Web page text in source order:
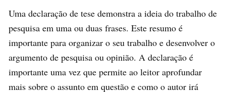
Uma declaração de tese demonstra a ideia do trabalho de
pesquisa em uma ou duas frases. Este resumo é
importante para organizar o seu trabalho e desenvolver o
argumento de pesquisa ou opinião. A declaração é
importante uma vez que permite ao leitor aprofundar
mais sobre o assunto em questão e como o autor irá